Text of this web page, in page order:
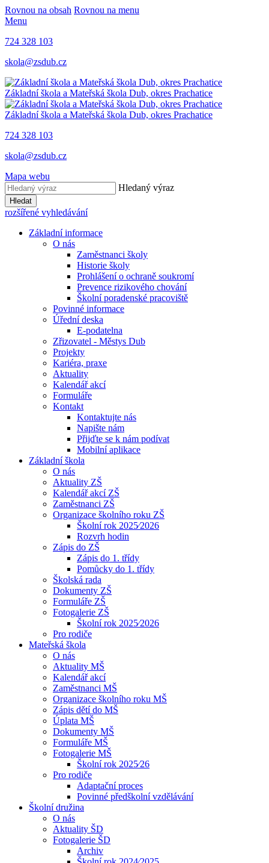
Rovnou na obsah Rovnou na menu
Menu
724 328 103
skola@zsdub.cz
Základní škola a Mateřská škola Dub, okres Prachatice
Základní škola a Mateřská škola Dub, okres Prachatice
724 328 103
skola@zsdub.cz
Mapa webu
Hledaný výraz
Hledat
rozšířené vyhledávání
Základní informace
O nás
Zaměstnanci školy
Historie školy
Prohlášení o ochraně soukromí
Prevence rizikového chování
Školní poradenské pracoviště
Povinné informace
Úřední deska
E-podatelna
Zřizovatel - Městys Dub
Projekty
Kariéra, praxe
Aktuality
Kalendář akcí
Formuláře
Kontakt
Kontaktujte nás
Napište nám
Přijďte se k nám podívat
Mobilní aplikace
Základní škola
O nás
Aktuality ZŠ
Kalendář akcí ZŠ
Zaměstnanci ZŠ
Organizace školního roku ZŠ
Školní rok 2025⁄2026
Rozvrh hodin
Zápis do ZŠ
Zápis do 1. třídy
Pomůcky do 1. třídy
Školská rada
Dokumenty ZŠ
Formuláře ZŠ
Fotogalerie ZŠ
Školní rok 2025⁄2026
Pro rodiče
Mateřská škola
O nás
Aktuality MŠ
Kalendář akcí
Zaměstnanci MŠ
Organizace školního roku MŠ
Zápis dětí do MŠ
Úplata MŠ
Dokumenty MŠ
Formuláře MŠ
Fotogalerie MŠ
Školní rok 2025⁄26
Pro rodiče
Adaptační proces
Povinné předškolní vzdělávání
Školní družina
O nás
Aktuality ŠD
Fotogalerie ŠD
Archiv